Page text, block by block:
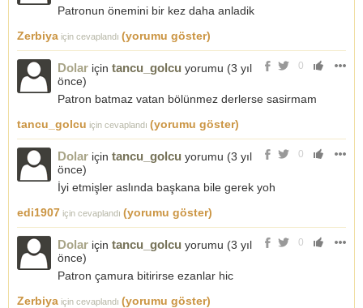
Patronun önemini bir kez daha anladik
Zerbiya için cevaplandı (yorumu göster)
0
Dolar için tancu_golcu yorumu (3 yıl
önce)
Patron batmaz vatan bölünmez derlerse sasirmam
tancu_golcu için cevaplandı (yorumu göster)
0
Dolar için tancu_golcu yorumu (3 yıl
önce)
İyi etmişler aslında başkana bile gerek yoh
edi1907 için cevaplandı (yorumu göster)
0
Dolar için tancu_golcu yorumu (3 yıl
önce)
Patron çamura bitirirse ezanlar hic
Zerbiya için cevaplandı (yorumu göster)